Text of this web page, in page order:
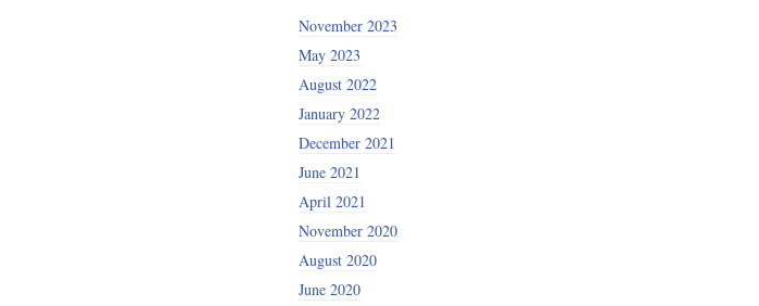
November 2023
May 2023
August 2022
January 2022
December 2021
June 2021
April 2021
November 2020
August 2020
June 2020